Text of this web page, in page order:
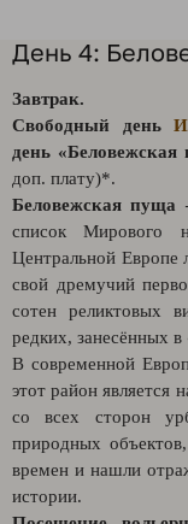
День 4:
Завтрак.
Свободный день
день «Беловежская
доп. плату)*.
Беловежская пуща
список Мирового
Центральной Европе
свой дремучий
сотен реликтовых
редких, занесённых
В современной
этот район
со всех сторон
природных
времен и нашли
истории.